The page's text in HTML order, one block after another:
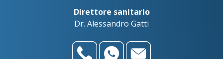
Direttore sanitario
Dr. Alessandro Gatti